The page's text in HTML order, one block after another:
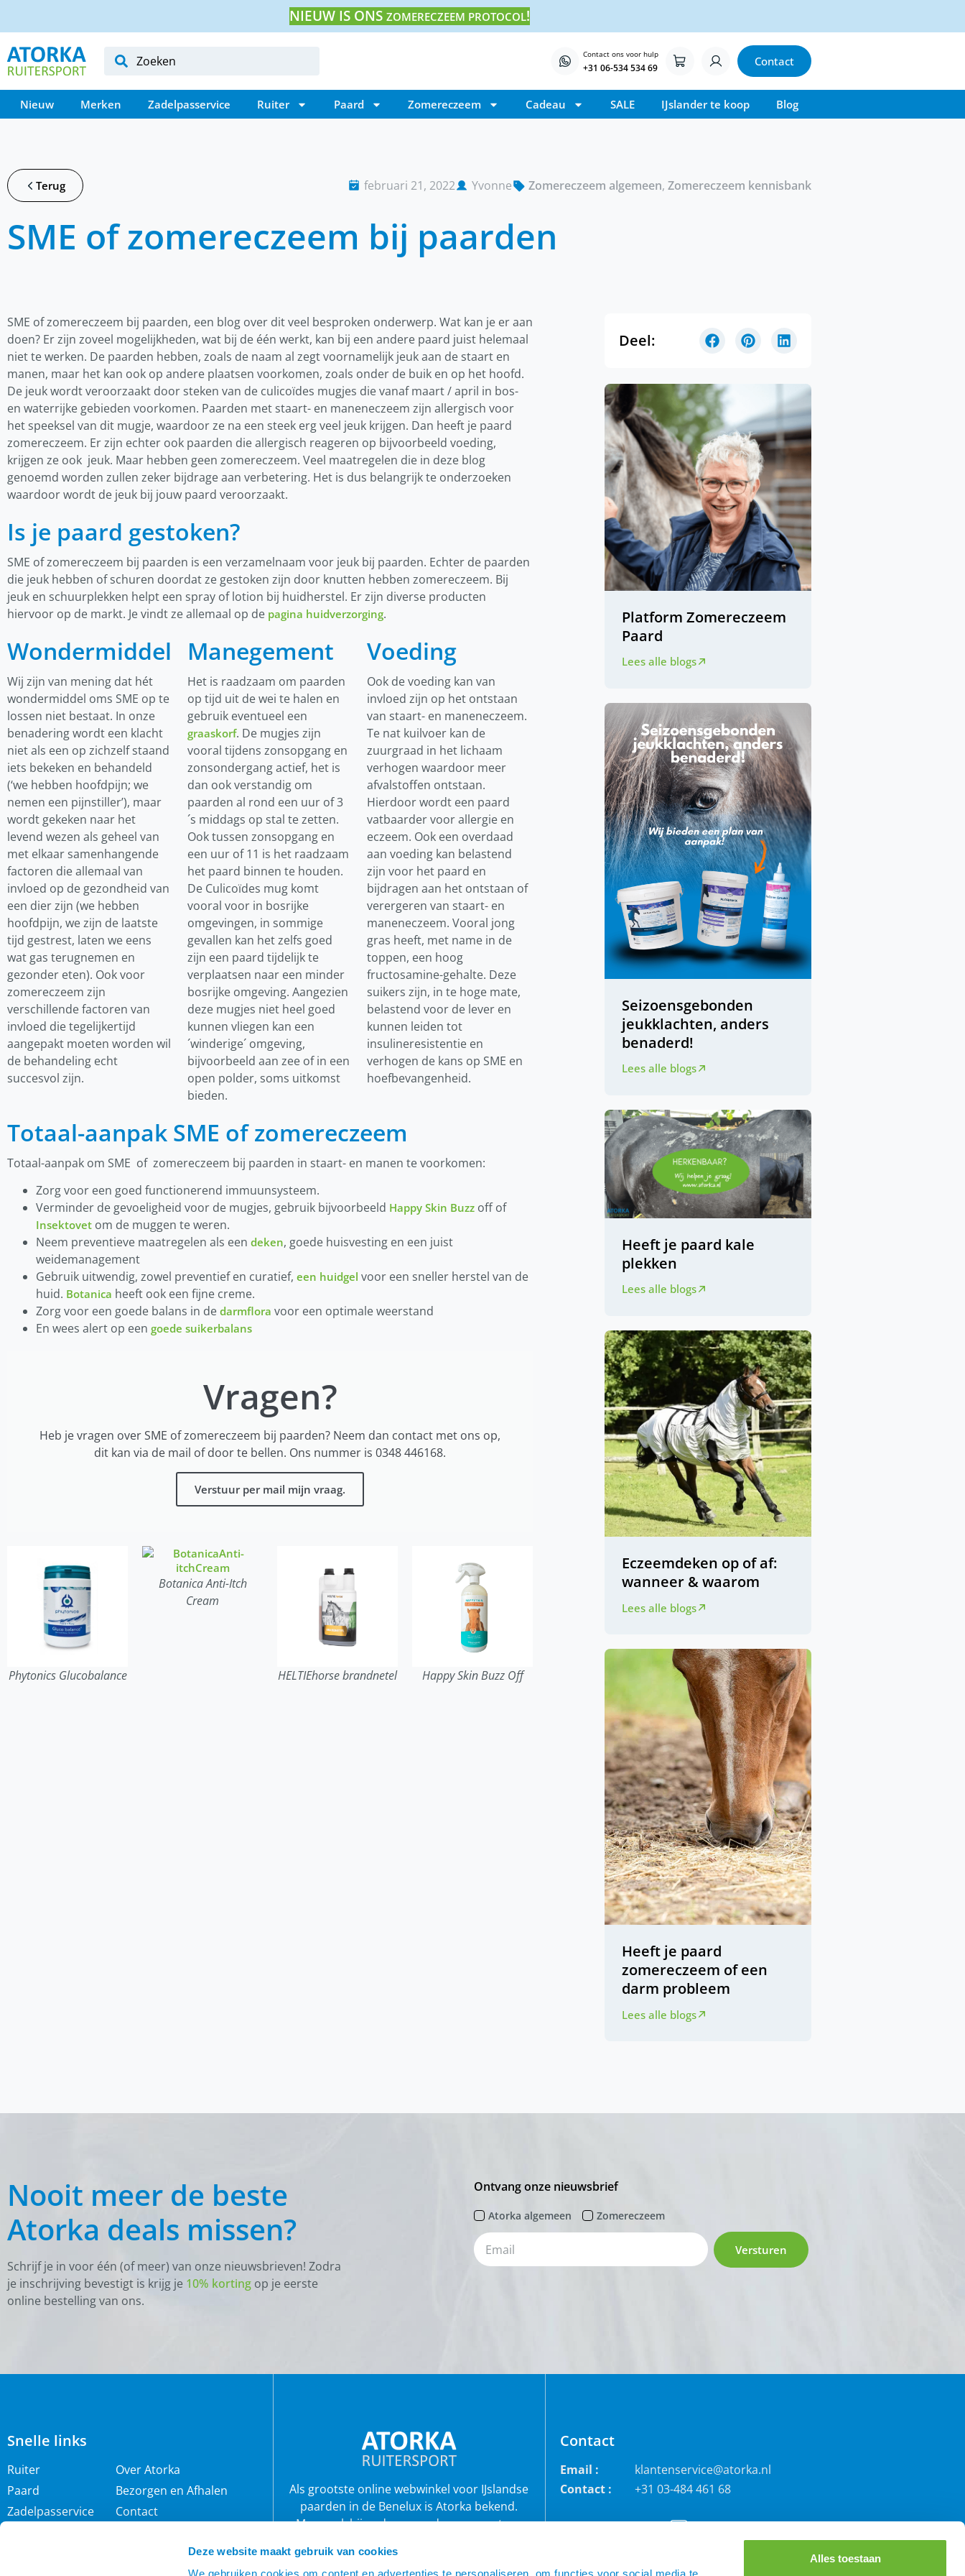
Deze website maakt gebruik van cookies
Alles toestaan
NIEUW IS ONS ZOMERECZEEM PROTOCOL!
Contact ons voor hulp
+31 06-534 534 69 Contact
Nieuw Merken Zadelpasservice Ruiter Paard Zomereczeem Cadeau SALE IJslander te koop Blog
Terug februari 21, 2022 Yvonne Zomereczeem algemeen, Zomereczeem kennisbank
SME of zomereczeem bij paarden
SME of zomereczeem bij paarden, een blog over dit veel besproken onderwerp. Wat kan je er aan
doen? Er zijn zoveel mogelijkheden, wat bij de één werkt, kan bij een andere paard juist helemaal
niet te werken. De paarden hebben, zoals de naam al zegt voornamelijk jeuk aan de staart en
manen, maar het kan ook op andere plaatsen voorkomen, zoals onder de buik en op het hoofd.
De jeuk wordt veroorzaakt door steken van de culicoïdes mugjes die vanaf maart / april in bos-
en waterrijke gebieden voorkomen. Paarden met staart- en maneneczeem zijn allergisch voor
het speeksel van dit mugje, waardoor ze na een steek erg veel jeuk krijgen. Dan heeft je paard
zomereczeem. Er zijn echter ook paarden die allergisch reageren op bijvoorbeeld voeding,
krijgen ze ook jeuk. Maar hebben geen zomereczeem. Veel maatregelen die in deze blog
genoemd worden zullen zeker bijdrage aan verbetering. Het is dus belangrijk te onderzoeken
waardoor wordt de jeuk bij jouw paard veroorzaakt.
Is je paard gestoken?
SME of zomereczeem bij paarden is een verzamelnaam voor jeuk bij paarden. Echter de paarden
die jeuk hebben of schuren doordat ze gestoken zijn door knutten hebben zomereczeem. Bij
jeuk en schuurplekken helpt een spray of lotion bij huidherstel. Er zijn diverse producten
hiervoor op de markt. Je vindt ze allemaal op de pagina huidverzorging.
Wondermiddel
Wij zijn van mening dat hét
wondermiddel oms SME op te
lossen niet bestaat. In onze
benadering wordt een klacht
niet als een op zichzelf staand
iets bekeken en behandeld
(‘we hebben hoofdpijn; we
nemen een pijnstiller’), maar
wordt gekeken naar het
levend wezen als geheel van
met elkaar samenhangende
factoren die allemaal van
invloed op de gezondheid van
een dier zijn (we hebben
hoofdpijn, we zijn de laatste
tijd gestrest, laten we eens
wat gas terugnemen en
gezonder eten). Ook voor
zomereczeem zijn
verschillende factoren van
invloed die tegelijkertijd
aangepakt moeten worden wil
de behandeling echt
succesvol zijn.
Manegement
Het is raadzaam om paarden
op tijd uit de wei te halen en
gebruik eventueel een
graaskorf. De mugjes zijn
vooral tijdens zonsopgang en
zonsondergang actief, het is
dan ook verstandig om
paarden al rond een uur of 3
´s middags op stal te zetten.
Ook tussen zonsopgang en
een uur of 11 is het raadzaam
het paard binnen te houden.
De Culicoïdes mug komt
vooral voor in bosrijke
omgevingen, in sommige
gevallen kan het zelfs goed
zijn een paard tijdelijk te
verplaatsen naar een minder
bosrijke omgeving. Aangezien
deze mugjes niet heel goed
kunnen vliegen kan een
´winderige´ omgeving,
bijvoorbeeld aan zee of in een
open polder, soms uitkomst
bieden.
Voeding
Ook de voeding kan van
invloed zijn op het ontstaan
van staart- en maneneczeem.
Te nat kuilvoer kan de
zuurgraad in het lichaam
verhogen waardoor meer
afvalstoffen ontstaan.
Hierdoor wordt een paard
vatbaarder voor allergie en
eczeem. Ook een overdaad
aan voeding kan belastend
zijn voor het paard en
bijdragen aan het ontstaan of
verergeren van staart- en
maneneczeem. Vooral jong
gras heeft, met name in de
toppen, een hoog
fructosamine-gehalte. Deze
suikers zijn, in te hoge mate,
belastend voor de lever en
kunnen leiden tot
insulineresistentie en
verhogen de kans op SME en
hoefbevangenheid.
Totaal-aanpak SME of zomereczeem
Totaal-aanpak om SME of zomereczeem bij paarden in staart- en manen te voorkomen:
Zorg voor een goed functionerend immuunsysteem.
Verminder de gevoeligheid voor de mugjes, gebruik bijvoorbeeld Happy Skin Buzz off of
Insektovet om de muggen te weren.
Neem preventieve maatregelen als een deken, goede huisvesting en een juist
weidemanagement
Gebruik uitwendig, zowel preventief en curatief, een huidgel voor een sneller herstel van de
huid. Botanica heeft ook een fijne creme.
Zorg voor een goede balans in de darmflora voor een optimale weerstand
En wees alert op een goede suikerbalans
Vragen?
Heb je vragen over SME of zomereczeem bij paarden? Neem dan contact met ons op,
dit kan via de mail of door te bellen. Ons nummer is 0348 446168.
Verstuur per mail mijn vraag.
Phytonics Glucobalance
Botanica Anti-Itch
Cream
HELTIEhorse brandnetel Happy Skin Buzz Off
Deel:
Platform Zomereczeem
Paard
Lees alle blogs
Seizoensgebonden
jeukklachten, anders
benaderd!
Lees alle blogs
Heeft je paard kale
plekken
Lees alle blogs
Eczeemdeken op of af:
wanneer & waarom
Lees alle blogs
Heeft je paard
zomereczeem of een
darm probleem
Lees alle blogs
Nooit meer de beste
Atorka deals missen?
Schrijf je in voor één (of meer) van onze nieuwsbrieven! Zodra
je inschrijving bevestigt is krijg je 10% korting op je eerste
online bestelling van ons.
Ontvang onze nieuwsbrief
Atorka algemeen Zomereczeem
Versturen
Snelle links
Ruiter
Paard
Zadelpasservice
Over Atorka
Bezorgen en Afhalen
Contact
Als grootste online webwinkel voor IJslandse
paarden in de Benelux is Atorka bekend.
Maar ook bij andere paardenrassen staan
rijbroeken, waterdichte ruiterjassen en zo
Contact
Email :
klantenservice@atorka.nl
Contact :
+31 03-484 461 68